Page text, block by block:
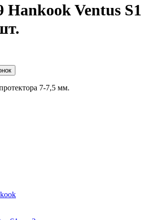
Hankook Ventus S1
7-7,5 мм.